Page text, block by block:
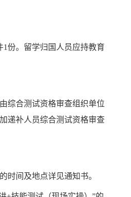
份。留学归国人员应持教育
综合测试资格审查组织单位
递补人员综合测试资格审查
时间及地点详见通知书。